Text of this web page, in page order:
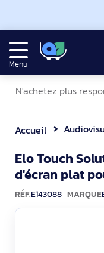
Menu
Accueil
Elo Touch
d'écran plat
RÉF.E143088 MARQUE